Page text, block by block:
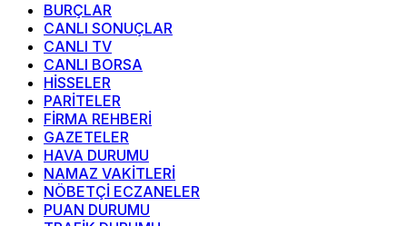
BURÇLAR
CANLI SONUÇLAR
CANLI TV
CANLI BORSA
HİSSELER
PARİTELER
FİRMA REHBERİ
GAZETELER
HAVA DURUMU
NAMAZ VAKİTLERİ
NÖBETÇİ ECZANELER
PUAN DURUMU